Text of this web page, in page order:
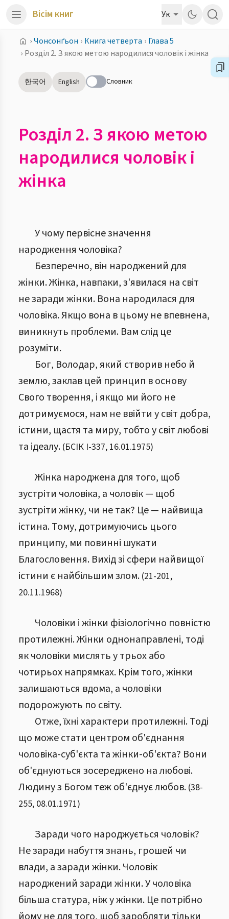
Вісім книг Ук
›Чонсонґьон › Книга четверта › Глава 5
› Розділ 2. З якою метою народилися чоловік і жінка
한국어 English Словник
Розділ 2. З якою метою
народилися чоловік і
жінка
У чому первісне значення
народження чоловіка?
Безперечно, він народжений для
жінки. Жінка, навпаки, з'явилася на світ
не заради жінки. Вона народилася для
чоловіка. Якщо вона в цьому не впевнена,
виникнуть проблеми. Вам слід це
розуміти.
Бог, Володар, який створив небо й
землю, заклав цей принцип в основу
Свого творення, і якщо ми його не
дотримуємося, нам не ввійти у світ добра,
істини, щастя та миру, тобто у світ любові
та ідеалу. (БСІК І-337, 16.01.1975)
Жінка народжена для того, щоб
зустріти чоловіка, а чоловік — щоб
зустріти жінку, чи не так? Це — найвища
істина. Тому, дотримуючись цього
принципу, ми повинні шукати
Благословення. Вихід зі сфери найвищої
істини є найбільшим злом. (21-201,
20.11.1968)
Чоловіки і жінки фізіологічно повністю
протилежні. Жінки однонаправлені, тоді
як чоловіки мислять у трьох або
чотирьох напрямках. Крім того, жінки
залишаються вдома, а чоловіки
подорожують по світу.
Отже, їхні характери протилежні. Тоді
що може стати центром об'єднання
чоловіка-суб'єкта та жінки-об'єкта? Вони
об'єднуються зосереджено на любові.
Людину з Богом теж об'єднує любов. (38-
255, 08.01.1971)
Заради чого народжується чоловік?
Не заради набуття знань, грошей чи
влади, а заради жінки. Чоловік
народжений заради жінки. У чоловіка
більша статура, ніж у жінки. Це потрібно